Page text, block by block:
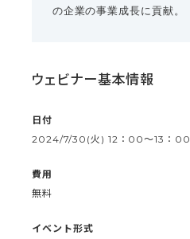
の企業の事業成長に貢献。
ウェビナー基本情報
日付
2024/7/30(火) 12：00〜13：00
費用
無料
イベント形式